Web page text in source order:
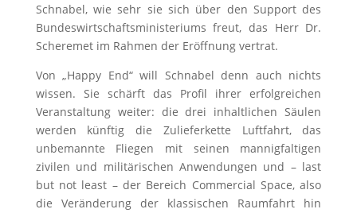
Schnabel, wie sehr sie sich über den Support des
Bundeswirtschaftsministeriums freut, das Herr Dr.
Scheremet im Rahmen der Eröffnung vertrat.
Von „Happy End“ will Schnabel denn auch nichts
wissen. Sie schärft das Profil ihrer erfolgreichen
Veranstaltung weiter: die drei inhaltlichen Säulen
werden künftig die Zulieferkette Luftfahrt, das
unbemannte Fliegen mit seinen mannigfaltigen
zivilen und militärischen Anwendungen und – last
but not least – der Bereich Commercial Space, also
die Veränderung der klassischen Raumfahrt hin